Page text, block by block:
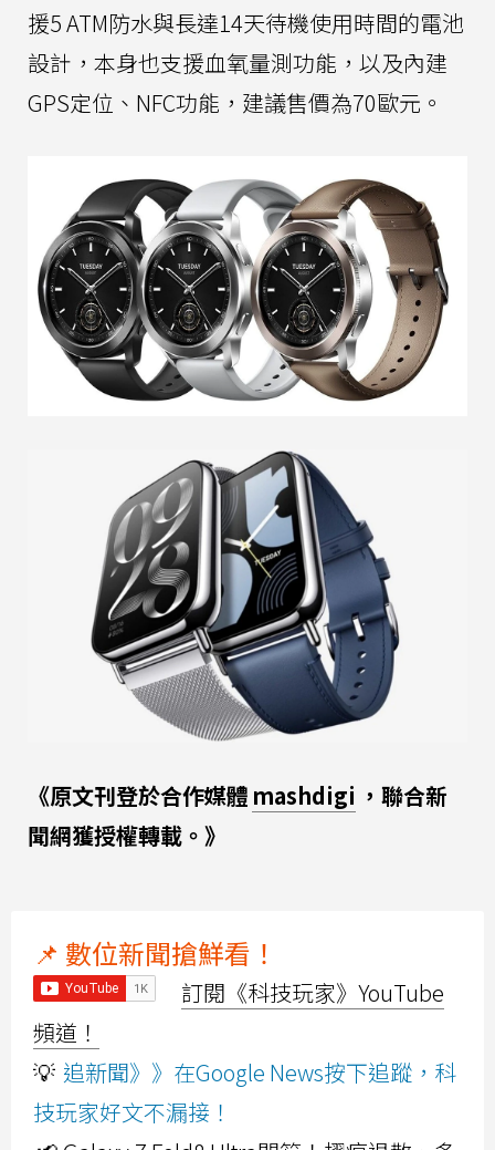
援5 ATM防水與長達14天待機使用時間的電池
設計，本身也支援血氧量測功能，以及內建
GPS定位、NFC功能，建議售價為70歐元。
《原文刊登於合作媒體 mashdigi ，聯合新
聞網獲授權轉載。》
📌 數位新聞搶鮮看！
訂閱《科技玩家》YouTube
頻道！
💡 追新聞》》在Google News按下追蹤，科
技玩家好文不漏接！